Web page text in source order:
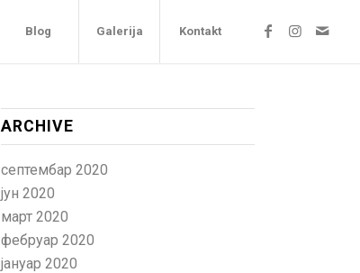
Blog Galerija Kontakt
ARCHIVE
септембар 2020
јун 2020
март 2020
фебруар 2020
јануар 2020